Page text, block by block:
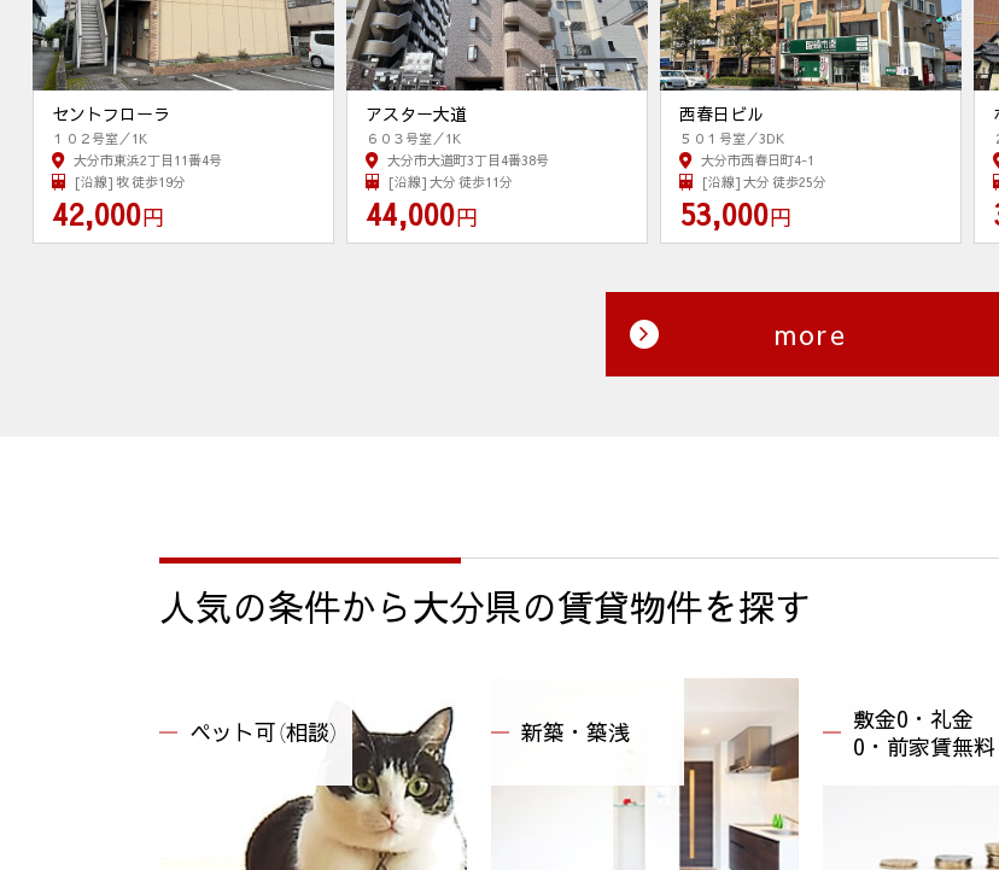
セントフローラ
１０２号室／1K
大分市東浜2丁目11番4号
[沿線] 牧 徒歩19分
42,000円
アスター大道
６０３号室／1K
大分市大道町3丁目4番38号
[沿線] 大分 徒歩11分
44,000円
西春日ビル
５０１号室／3DK
大分市西春日町4-1
[沿線] 大分 徒歩25分
53,000円
more
人気の条件から大分県の賃貸物件を探す
ペット可（相談） 新築・築浅
敷金0・礼金
0・前家賃無料